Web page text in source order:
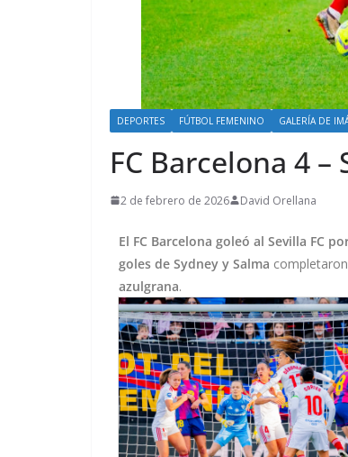
DEPORTES FÚTBOL FEMENINO GALERÍA DE
FC Barcelona 4 –
2 de febrero de 2026 David Orellana
El FC Barcelona goleó al Sevilla FC
goles de Sydney y Salma completaron
azulgrana.